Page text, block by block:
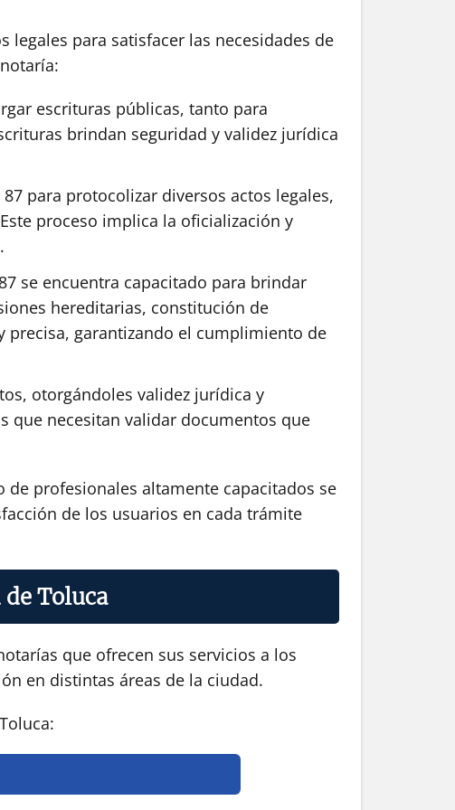
legales para satisfacer las necesidades de
escrituras públicas, tanto para
brindan seguridad y validez jurídica
para protocolizar diversos actos legales,
proceso implica la oficialización y
se encuentra capacitado para brindar
hereditarias, constitución de
precisa, garantizando el cumplimiento de
otorgándoles validez jurídica y
que necesitan validar documentos que
de profesionales altamente capacitados se
de los usuarios en cada trámite
Toluca
que ofrecen sus servicios a los
en distintas áreas de la ciudad.